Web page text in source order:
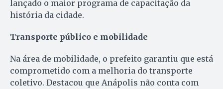
lançado o maior programa de capacitação da
história da cidade.
Transporte público e mobilidade
Na área de mobilidade, o prefeito garantiu que está
comprometido com a melhoria do transporte
coletivo. Destacou que Anápolis não conta com